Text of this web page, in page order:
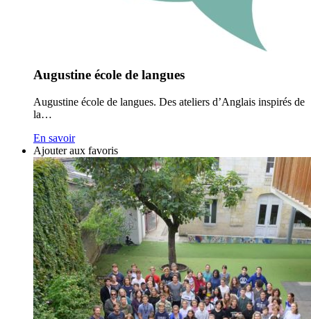
Augustine école de langues
Augustine école de langues. Des ateliers d’Anglais inspirés de
la…
En savoir
Ajouter aux favoris